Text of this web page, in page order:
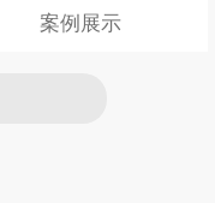
案例展示